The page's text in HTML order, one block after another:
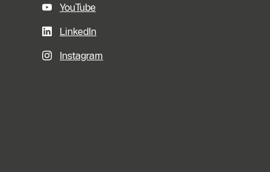
YouTube
LinkedIn
Instagram